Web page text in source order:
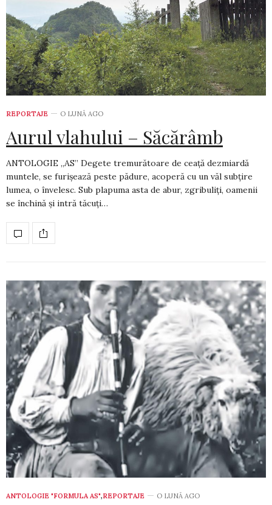
REPORTAJE O LUNĂ AGO
Aurul vlahului – Săcărâmb
ANTOLOGIE „AS” Degete tremurătoare de ceață dezmiardă
muntele, se furișează peste pădure, acoperă cu un văl subțire
lumea, o învelesc. Sub plapuma asta de abur, zgribuliți, oamenii
se închină și intră tăcuți…
ANTOLOGIE "FORMULA AS",REPORTAJE O LUNĂ AGO